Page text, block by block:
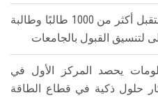
معامل التنسيق الإلكتروني تستقبل أكثر من 1000 طالبًا وطالبة
لتنسيق القبول بالجامعات
يحصد المركز الأول في
حلول ذكية في قطاع الطاقة